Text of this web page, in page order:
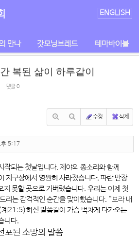
ENGLISH
만나 갓모닝브레드 테마바이블
복된 삶이 하루같이
댓글0
수정 삭제
5:17
되는 첫날입니다. 제야의 종소리와 함께
지구상에서 영원히 사라졌습니다. 파란 만장
지 못할 곳으로 가버렸습니다. 우리는 이제 첫
리는 감격적인 순간을 맞이했습니다. “보라 내
21:5)하신 말씀같이 가슴 벅차게 다가오는
니다.
포된 소망의 말씀